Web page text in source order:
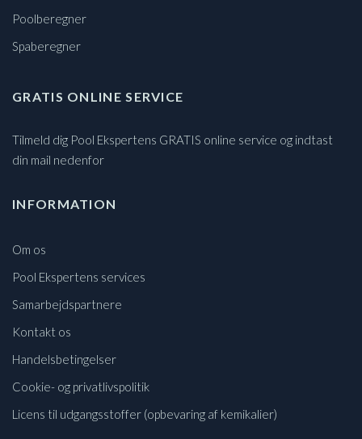
Poolberegner
Spaberegner
GRATIS ONLINE SERVICE
Tilmeld dig Pool Ekspertens GRATIS online service og indtast
din mail nedenfor
INFORMATION
Om os
Pool Ekspertens services
Samarbejdspartnere
Kontakt os
Handelsbetingelser
Cookie- og privatlivspolitik
Licens til udgangsstoffer (opbevaring af kemikalier)